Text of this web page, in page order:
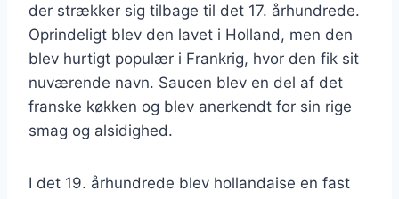
der strækker sig tilbage til det 17. århundrede.
Oprindeligt blev den lavet i Holland, men den
blev hurtigt populær i Frankrig, hvor den fik sit
nuværende navn. Saucen blev en del af det
franske køkken og blev anerkendt for sin rige
smag og alsidighed.
I det 19. århundrede blev hollandaise en fast